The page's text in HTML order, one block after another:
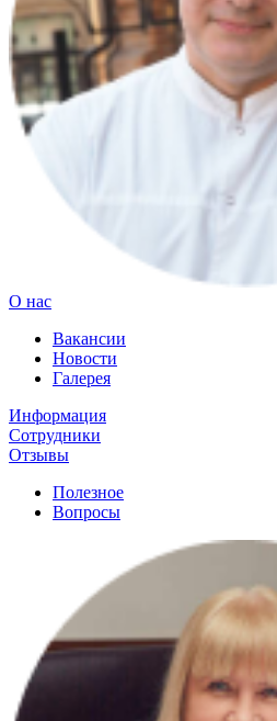
О нас
Вакансии
Новости
Галерея
Информация
Сотрудники
Отзывы
Полезное
Вопросы